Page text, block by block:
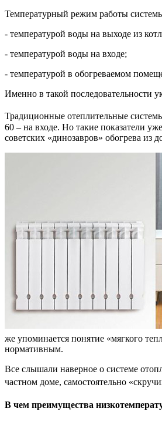
Температурный режим работы
- температурой воды на выходе из
- температурой воды на входе;
- температурой в обогреваемом
Именно в такой последовательности
Традиционные отеплительные
60 – на входе. Но такие показатели
советских «динозавров» обогрева из
же упоминается понятие «мягкого
нормативным.
Все слышали наверное о системе
частном доме, самостоятельно
В чем преимущества